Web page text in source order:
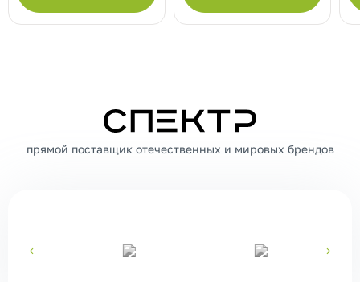
СПЕКТР
прямой поставщик отечественных и мировых брендов